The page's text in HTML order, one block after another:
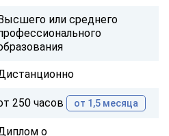
или среднего
250 часов от 1,5 месяца
о